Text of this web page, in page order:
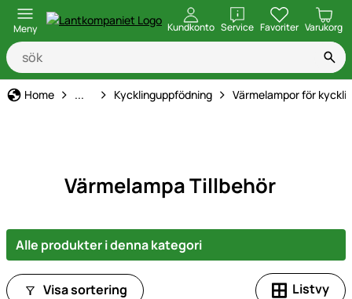
Meny Kundkonto ServiceöppnaFavoriter Varukorg
Home Hönshållning
... Kycklinguppfödning Värmelampor för
Värmelampa Tillbehör
Alle produkter i denna kategori
Visa sortering Listvy